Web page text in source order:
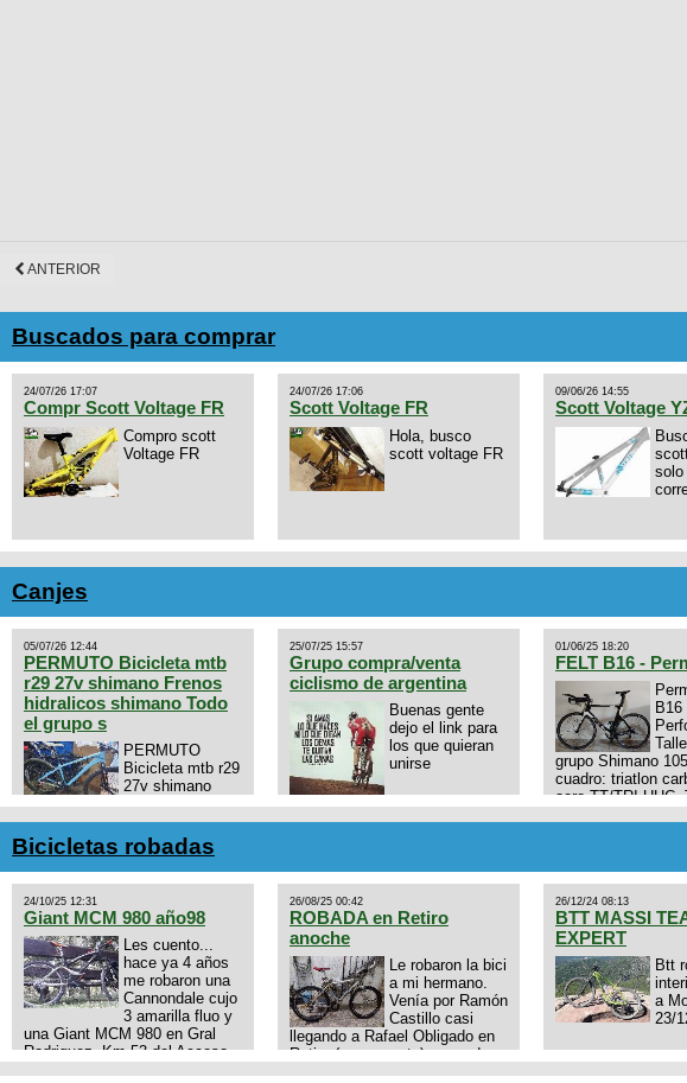
ANTERIOR
Buscados para comprar
24/07/26 17:07
Compr Scott Voltage FR
Compro scott
Voltage FR
24/07/26 17:06
Scott Voltage FR
Hola, busco
scott voltage FR
09/06/26 14:55
Scott Voltage
solo
Canjes
05/07/26 12:44
PERMUTO Bicicleta mtb
r29 27v shimano Frenos
hidralicos shimano Todo
el grupo s
PERMUTO
Bicicleta mtb r29
27v shimano
Frenos hidralicos
shimano Todo el grupo shimano
Talle s/m Permuto x pistera o
ruta talle s o m.
25/07/25 15:57
Grupo compra/venta
ciclismo de argentina
Buenas gente
dejo el link para
los que quieran
unirse
https://chat.whatsapp.com/E4N9zhVk9wHFFzK7T345Kn?
mode=ac_t
01/06/25 18:20
FELT B16 -
B16
grupo Shimano
cuadro: triatlon
aero TT/TRI UHC.
Bicicletas robadas
24/10/25 12:31
Giant MCM 980 año98
Les cuento...
hace ya 4 años
me robaron una
Cannondale cujo
3 amarilla fluo y
una Giant MCM 980 en Gral
Rodriguez. Km 53 del Acceso
26/08/25 00:42
ROBADA en Retiro
anoche
Le robaron la bici
a mi hermano.
Venía por Ramón
Castillo casi
llegando a Rafael Obligado en
Retiro (zona puerto) a eso de
las 20:00 de ayer, 25/8/2025, 6
26/12/24 08:13
BTT MASSI
EXPERT
Btt
a
23/